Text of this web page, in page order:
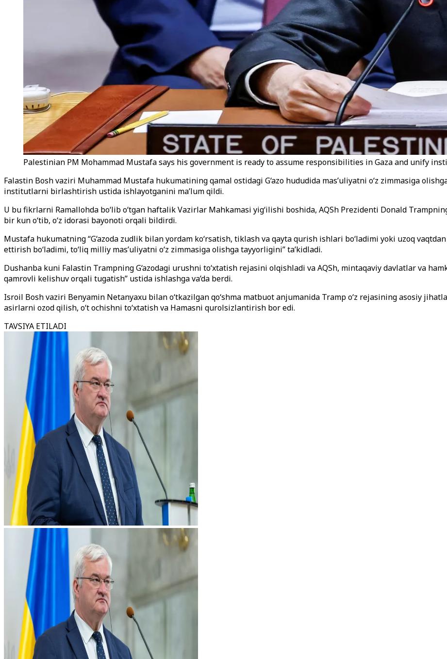
Palestinian PM Mohammad Mustafa says his government is ready to assume responsibilities in Gaza and unify
Falastin Bosh vaziri Muhammad Mustafa hukumatining qamal ostidagi G‘azo hududida mas’uliyatni o‘z zimmasiga
institutlarni birlashtirish ustida ishlayotganini ma’lum qildi.
U bu fikrlarni Ramallohda bo‘lib o‘tgan haftalik Vazirlar Mahkamasi yig‘ilishi boshida, AQSh Prezidenti Donald
bir kun o‘tib, o‘z idorasi bayonoti orqali bildirdi.
Mustafa hukumatning “G‘azoda zudlik bilan yordam ko‘rsatish, tiklash va qayta qurish ishlari bo‘ladimi yoki uzoq
ettirish bo‘ladimi, to‘liq milliy mas’uliyatni o‘z zimmasiga olishga tayyorligini” ta’kidladi.
Dushanba kuni Falastin Trampning G‘azodagi urushni to‘xtatish rejasini olqishladi va AQSh, mintaqaviy davlatlar va
qamrovli kelishuv orqali tugatish” ustida ishlashga va’da berdi.
Isroil Bosh vaziri Benyamin Netanyaxu bilan o‘tkazilgan qo‘shma matbuot anjumanida Tramp o‘z rejasining asosiy
asirlarni ozod qilish, o‘t ochishni to‘xtatish va Hamasni qurolsizlantirish bor edi.
TAVSIYA ETILADI